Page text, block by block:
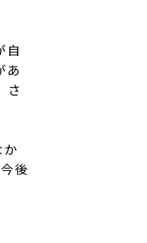
自
あ
さ
後